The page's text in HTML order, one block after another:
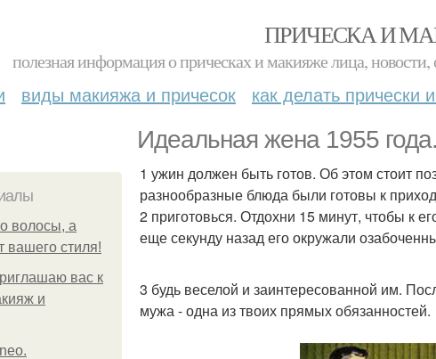
ПРИЧЕСКА И
полезная информация о прическах и макияже лица,
виды макияжа и причесок как делать прически
Идеальная жена 1955 года.
волосы, а
вашего стиля!
вас к
и
1 ужин должен быть готов. Об этом стоит
разнообразные блюда были готовы к
2 приготовься. Отдохни 15 минут, чтобы к
еще секунду назад его окружали
3 будь веселой и заинтересованной им.
мужа - одна из твоих прямых обязанностей.